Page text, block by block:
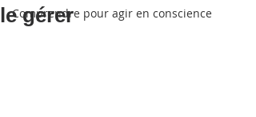
Comprendre pour agir en conscience
le gérer